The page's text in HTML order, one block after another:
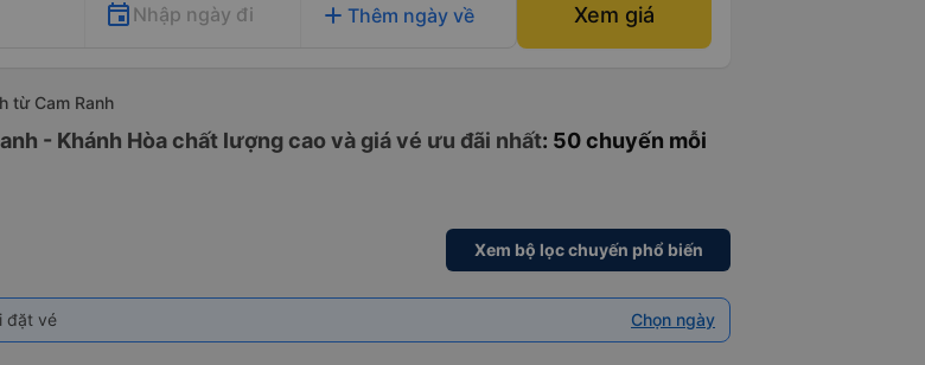
Nhập ngày đi add Thêm ngày về Xem giá
từ Cam Ranh
- Khánh Hòa chất lượng cao và giá vé ưu đãi nhất: 50 chuyến mỗi
Xem bộ lọc chuyến phổ biến
đặt vé Chọn ngày